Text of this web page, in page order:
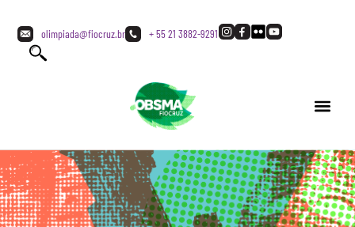
olimpiada@fiocruz.br + 55 21 3882-9291